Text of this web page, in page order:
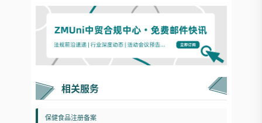
相关服务
保健食品注册备案